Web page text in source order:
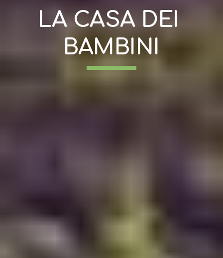
LA CASA DEI
BAMBINI